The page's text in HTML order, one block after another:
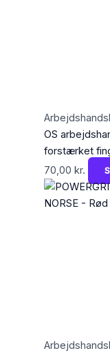
OS
forstærket
70,00 kr.